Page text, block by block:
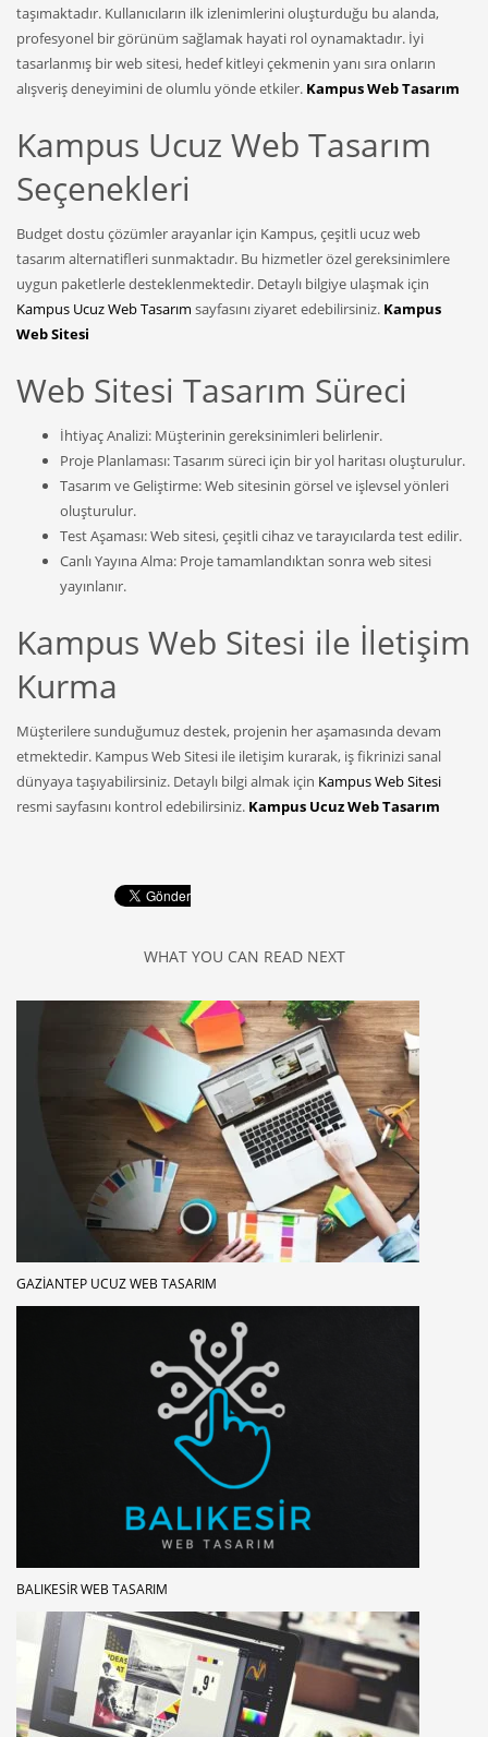
taşımaktadır. Kullanıcıların ilk izlenimlerini oluşturduğu bu alanda,
profesyonel bir görünüm sağlamak hayati rol oynamaktadır. İyi
tasarlanmış bir web sitesi, hedef kitleyi çekmenin yanı sıra onların
alışveriş deneyimini de olumlu yönde etkiler. Kampus Web Tasarım
Kampus Ucuz Web Tasarım
Seçenekleri
Budget dostu çözümler arayanlar için Kampus, çeşitli ucuz web
tasarım alternatifleri sunmaktadır. Bu hizmetler özel gereksinimlere
uygun paketlerle desteklenmektedir. Detaylı bilgiye ulaşmak için
Kampus Ucuz Web Tasarım sayfasını ziyaret edebilirsiniz. Kampus
Web Sitesi
Web Sitesi Tasarım Süreci
İhtiyaç Analizi: Müşterinin gereksinimleri belirlenir.
Proje Planlaması: Tasarım süreci için bir yol haritası oluşturulur.
Tasarım ve Geliştirme: Web sitesinin görsel ve işlevsel yönleri
oluşturulur.
Test Aşaması: Web sitesi, çeşitli cihaz ve tarayıcılarda test edilir.
Canlı Yayına Alma: Proje tamamlandıktan sonra web sitesi
yayınlanır.
Kampus Web Sitesi ile İletişim
Kurma
Müşterilere sunduğumuz destek, projenin her aşamasında devam
etmektedir. Kampus Web Sitesi ile iletişim kurarak, iş fikrinizi sanal
dünyaya taşıyabilirsiniz. Detaylı bilgi almak için Kampus Web Sitesi
resmi sayfasını kontrol edebilirsiniz. Kampus Ucuz Web Tasarım
WHAT YOU CAN READ NEXT
GAZIANTEP UCUZ WEB TASARIM
BALIKESIR WEB TASARIM